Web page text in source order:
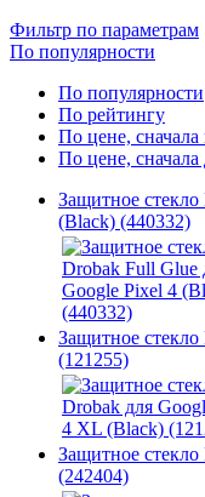
Фильтр по параметрам
По популярности
По популярности
По рейтингу
По цене, сначала
По цене, сначала
Защитное
(Black) (440332)
Защитное
(121255)
Защитное
(242404)